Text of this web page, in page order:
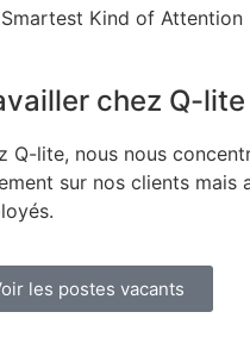
Kind of Attention
chez Q-lite
Q-lite, nous nous
sur nos clients mais
les postes vacants